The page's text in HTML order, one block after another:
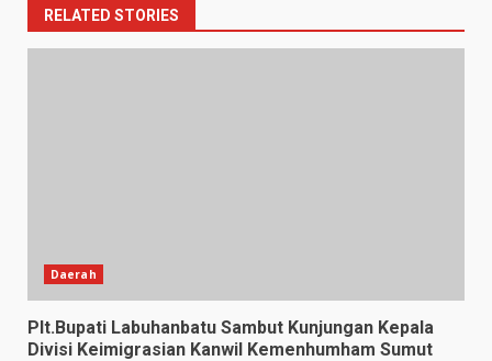
RELATED STORIES
Daerah
Plt.Bupati Labuhanbatu Sambut Kunjungan Kepala
Divisi Keimigrasian Kanwil Kemenhumham Sumut